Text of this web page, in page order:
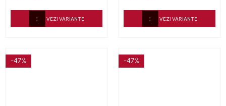
VEZI VARIANTE VEZI VARIANTE
-47% -47%